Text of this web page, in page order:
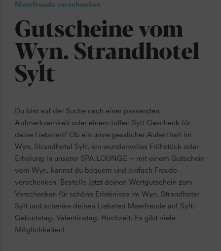
Schenken.
Meerfreude verschenken
Gutscheine vom
Wyn. Strandhotel
Sylt
Du bist auf der Suche nach einer passenden
Aufmerksamkeit oder einem tollen Sylt Geschenk für
deine Liebsten? Ob ein unvergesslicher Aufenthalt im
Wyn. Strandhotel Sylt, ein wundervolles Frühstück oder
Erholung in unserer SPA.LOUNGE – mit einem Gutschein
vom Wyn. kannst du bequem und einfach Freude
verschenken. Bestelle jetzt deinen Wertgutschein zum
Verschenken für schöne Erlebnisse im Wyn. Strandhotel
Sylt und schenke deinen Liebsten Meerfreude auf Sylt.
Geburtstag. Valentinstag. Hochzeit. Es gibt viele
Möglichkeiten!